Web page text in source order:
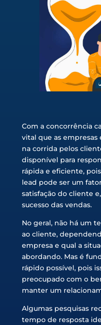
Com a concorrência
vital que as
na corrida pelos
disponível para
rápida e eficiente,
lead pode ser um
satisfação do cliente
sucesso das vendas.
No geral, não há um
ao cliente,
empresa e qual a
abordando. Mas é
rápido possível, pois
preocupado com o
manter um
Algumas pesquisas
tempo de resposta